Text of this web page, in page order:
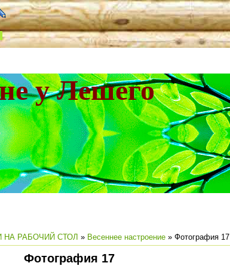
у Лешего
НА РАБОЧИЙ СТОЛ » Весеннее настроение » Фотография 17
Фотография 17